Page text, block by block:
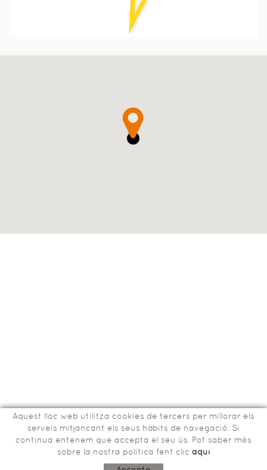
Bisbe Tomàs de Lorenzana, 15
17800 OLOT (Girona)
Aquest lloc web utilitza cookies de tercers per millorar els
serveis mitjancant els seus hàbits de navegació. Si
continua entenem que accepta el seu ús. Pot saber més
sobre la nostra política fent clic aquí